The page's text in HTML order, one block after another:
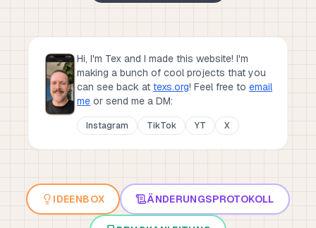
Hi, I'm Tex and I made this website! I'm
making a bunch of cool projects that you
can see back at texs.org! Feel free to email
me or send me a DM:
Instagram TikTok YT X
IDEENBOX ÄNDERUNGSPROTOKOLL